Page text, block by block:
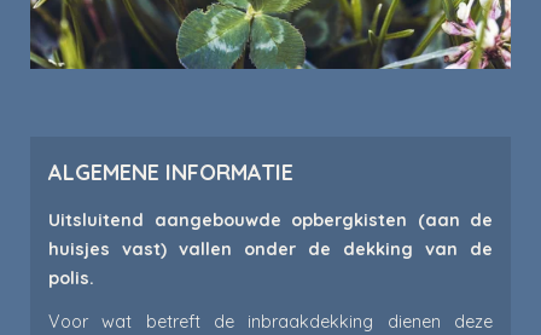
ALGEMENE INFORMATIE
Uitsluitend aangebouwde opbergkisten (aan de
huisjes vast) vallen onder de dekking van de
polis.
Voor wat betreft de inbraakdekking dienen deze